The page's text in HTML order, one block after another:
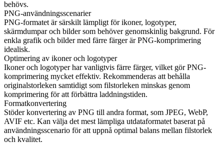
behövs.
PNG-användningsscenarier
PNG-formatet är särskilt lämpligt för ikoner, logotyper,
skärmdumpar och bilder som behöver genomskinlig bakgrund. För
enkla grafik och bilder med färre färger är PNG-komprimering
idealisk.
Optimering av ikoner och logotyper
Ikoner och logotyper har vanligtvis färre färger, vilket gör PNG-
komprimering mycket effektiv. Rekommenderas att behålla
originalstorleken samtidigt som filstorleken minskas genom
komprimering för att förbättra laddningstiden.
Formatkonvertering
Stöder konvertering av PNG till andra format, som JPEG, WebP,
AVIF etc. Kan välja det mest lämpliga utdataformatet baserat på
användningsscenario för att uppnå optimal balans mellan filstorlek
och kvalitet.